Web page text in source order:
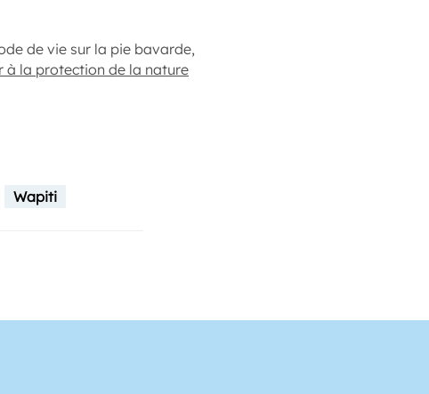
de vie sur la pie bavarde,
à la protection de la nature
Wapiti